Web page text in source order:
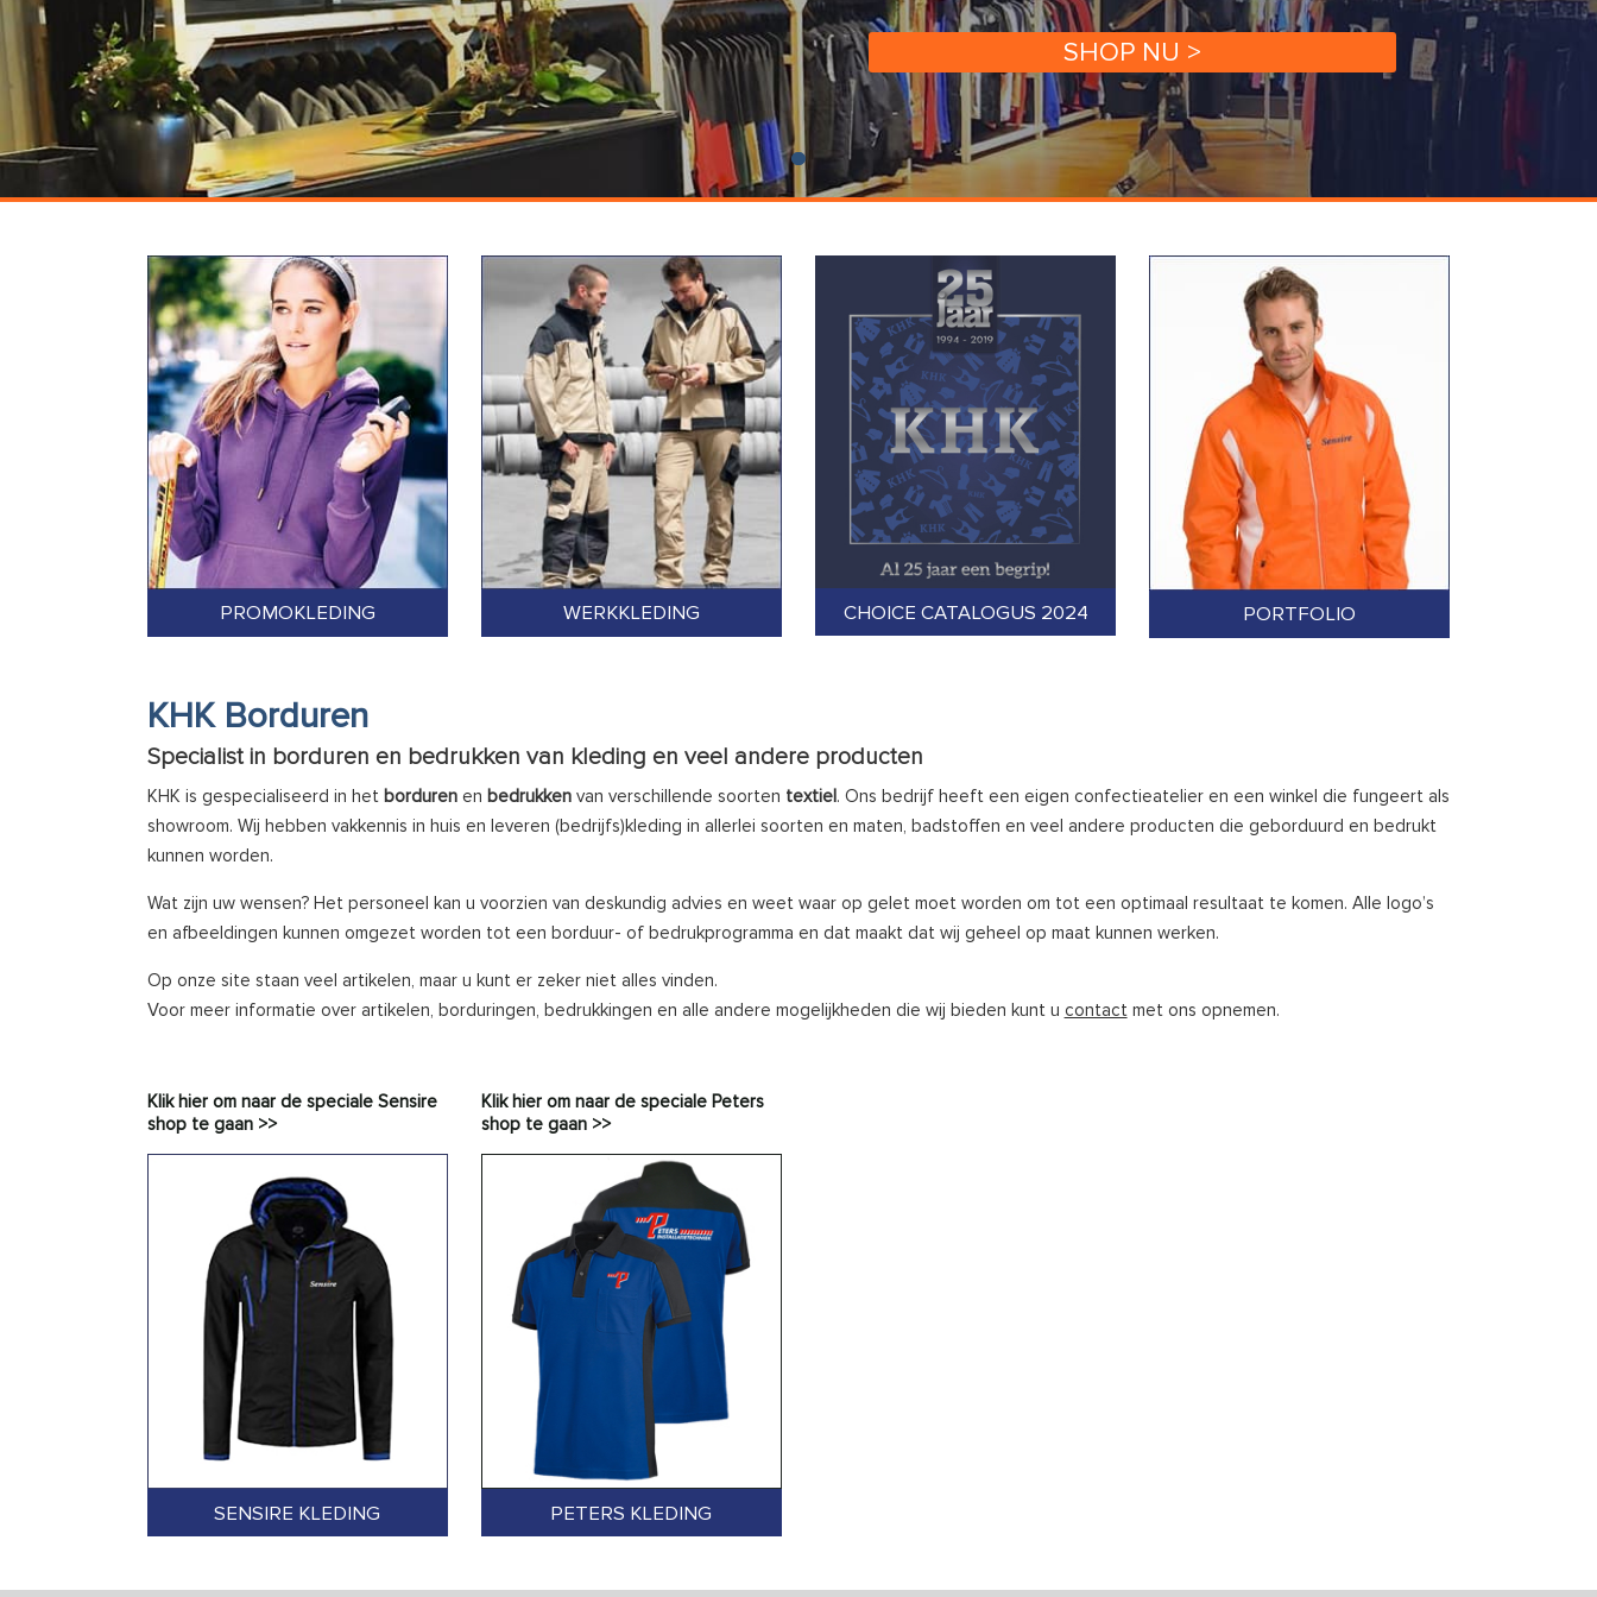
SHOP NU >
PROMOKLEDING WERKKLEDING CHOICE CATALOGUS 2024 PORTFOLIO
KHK Borduren
Specialist in borduren en bedrukken van kleding en veel andere producten
KHK is gespecialiseerd in het bordurenen bedrukkenvan verschillende soorten textiel. Ons bedrijf heeft een eigen confectieatelier en een winkel die fungeert als
showroom. Wij hebben vakkennis in huis en leveren (bedrijfs)kleding in allerlei soorten en maten, badstoffen en veel andere producten die geborduurd en bedrukt
kunnen worden.
Wat zijn uw wensen? Het personeel kan u voorzien van deskundig advies en weet waar op gelet moet worden om tot een optimaal resultaat te komen. Alle logo’s
en afbeeldingen kunnen omgezet worden tot een borduur- of bedrukprogramma en dat maakt dat wij geheel op maat kunnen werken.
Op onze site staan veel artikelen, maar u kunt er zeker niet alles vinden.
Voor meer informatie over artikelen, borduringen, bedrukkingen en alle andere mogelijkheden die wij bieden kunt u contactmet ons opnemen.
Klik hier om naar de speciale Sensire
shop te gaan >>
SENSIRE KLEDING
Klik hier om naar de speciale Peters
shop te gaan >>
PETERS KLEDING